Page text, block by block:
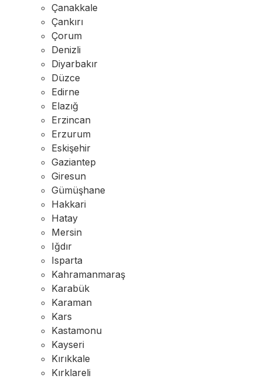
Çanakkale
Çankırı
Çorum
Denizli
Diyarbakır
Düzce
Edirne
Elazığ
Erzincan
Erzurum
Eskişehir
Gaziantep
Giresun
Gümüşhane
Hakkari
Hatay
Mersin
Iğdır
Isparta
Kahramanmaraş
Karabük
Karaman
Kars
Kastamonu
Kayseri
Kırıkkale
Kırklareli